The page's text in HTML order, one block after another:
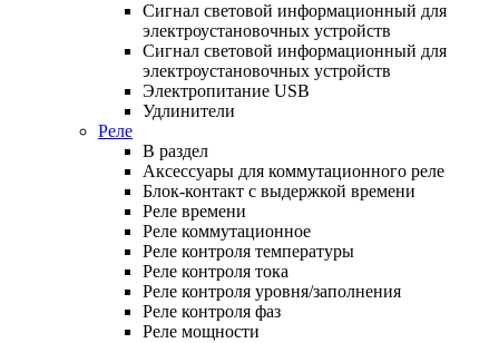
Сигнал световой информационный для
электроустановочных устройств
Сигнал световой информационный для
электроустановочных устройств
Электропитание USB
Удлинители
Реле
В раздел
Аксессуары для коммутационного реле
Блок-контакт с выдержкой времени
Реле времени
Реле коммутационное
Реле контроля температуры
Реле контроля тока
Реле контроля уровня/заполнения
Реле контроля фаз
Реле мощности